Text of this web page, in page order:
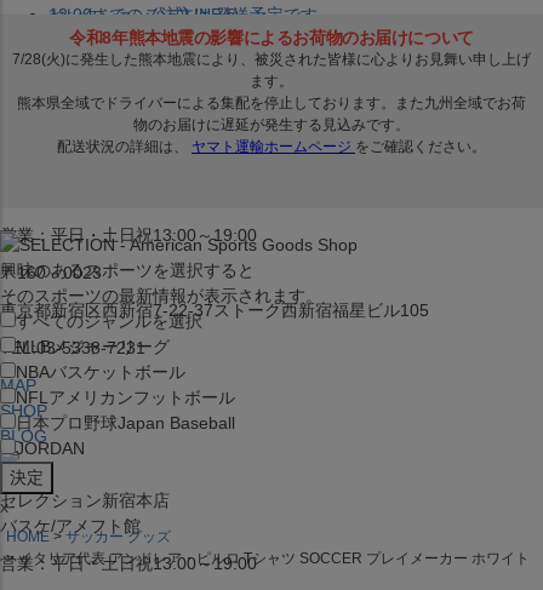
セレクション公式LINE@
営業：平日・土日祝13:00～19:00
〒160－0023
東京都新宿区西新宿7-22-37ストーク西新宿福星ビル105
TEL:03-5338-7231
MAP
SHOP
BLOG
セレクション新宿本店
バスケ/アメフト館
営業：平日・土日祝13:00～19:00
12:00までのご注文は発送予定です。
在庫品は 1-3営業日内で発送!! ※お取寄せ商品は対象外
興味のあるスポーツを選択すると
そのスポーツの最新情報が表示されます。
すべてのジャンルを選択
MLBメジャーリーグ
NBAバスケットボール
NFL アメリカンフットボール
日本プロ野球Japan Baseball
JORDAN
x
HOME
サッカー グッズ
イタリア代表 アンドレア・ピルロ Tシャツ SOCCER プレイメーカー ホワイト